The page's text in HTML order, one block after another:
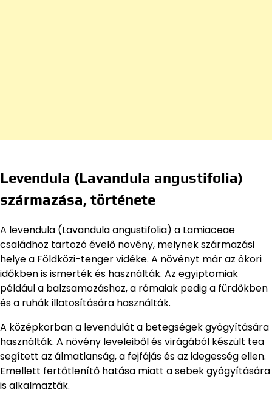
Levendula (Lavandula angustifolia)
származása, története
A levendula (Lavandula angustifolia) a Lamiaceae
családhoz tartozó évelő növény, melynek származási
helye a Földközi-tenger vidéke. A növényt már az ókori
időkben is ismerték és használták. Az egyiptomiak
például a balzsamozáshoz, a rómaiak pedig a fürdőkben
és a ruhák illatosítására használták.
A középkorban a levendulát a betegségek gyógyítására
használták. A növény leveleiből és virágából készült tea
segített az álmatlanság, a fejfájás és az idegesség ellen.
Emellett fertőtlenítő hatása miatt a sebek gyógyítására
is alkalmazták.